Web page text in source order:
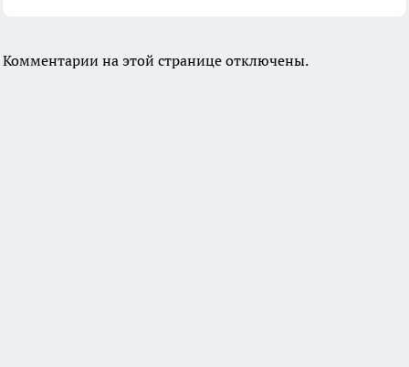
Комментарии на этой странице отключены.